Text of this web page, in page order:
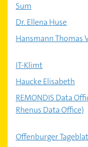
Sum
Dr. Ellena Huse
Hansmann Thomas
IT-Klimt
Haucke Elisabeth
REMONDIS Data
Rhenus Data Office)
Offenburger